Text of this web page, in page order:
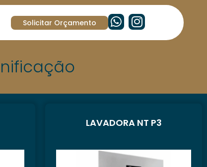
Solicitar Orçamento
LAVADORA NT P3